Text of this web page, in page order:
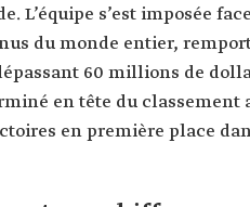
L’équipe s’est imposée
du monde entier,
60 millions de
en tête du classement
en première place